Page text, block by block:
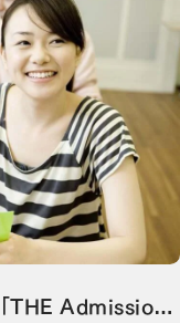
THE Admission